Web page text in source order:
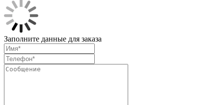
Заполните данные для заказа